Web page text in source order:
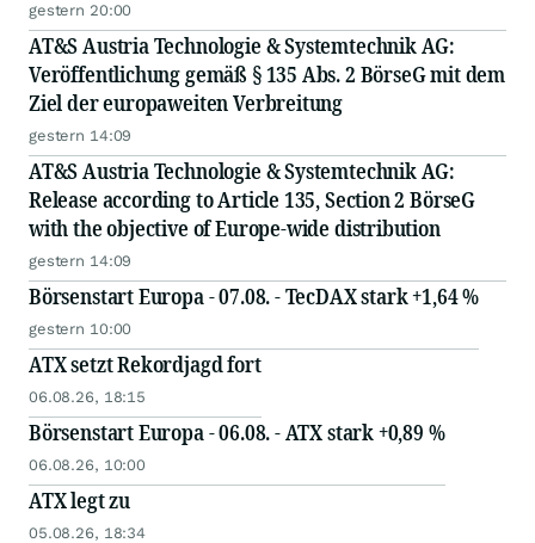
gestern 20:00
AT&S Austria Technologie & Systemtechnik AG:
Veröffentlichung gemäß § 135 Abs. 2 BörseG mit dem
Ziel der europaweiten Verbreitung
gestern 14:09
AT&S Austria Technologie & Systemtechnik AG:
Release according to Article 135, Section 2 BörseG
with the objective of Europe-wide distribution
gestern 14:09
Börsenstart Europa - 07.08. - TecDAX stark +1,64 %
gestern 10:00
ATX setzt Rekordjagd fort
06.08.26, 18:15
Börsenstart Europa - 06.08. - ATX stark +0,89 %
06.08.26, 10:00
ATX legt zu
05.08.26, 18:34